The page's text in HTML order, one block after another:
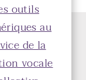
outils
au
de la
vocale